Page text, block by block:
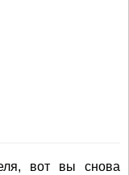
вот вы снова